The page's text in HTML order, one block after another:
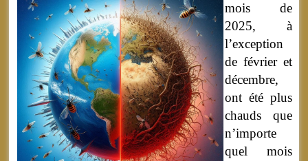
mois de
2025, à
l’exception
de février et
décembre,
ont été plus
chauds que
n’importe
quel mois